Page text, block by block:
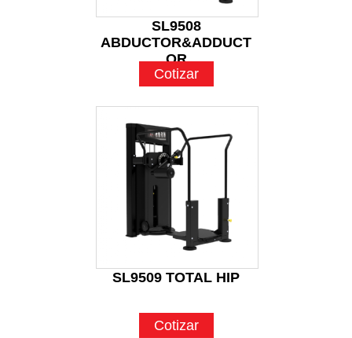
SL9508
ABDUCTOR&ADDUCT
OR
Cotizar
SL9509 TOTAL HIP
Cotizar